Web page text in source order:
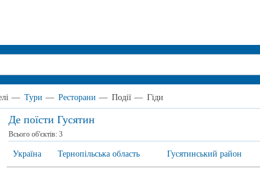
— Тури — Ресторани — Події — Гіди
Де поїсти Гусятин
Всього об'єктів: 3
Україна Тернопільська область Гусятинський район